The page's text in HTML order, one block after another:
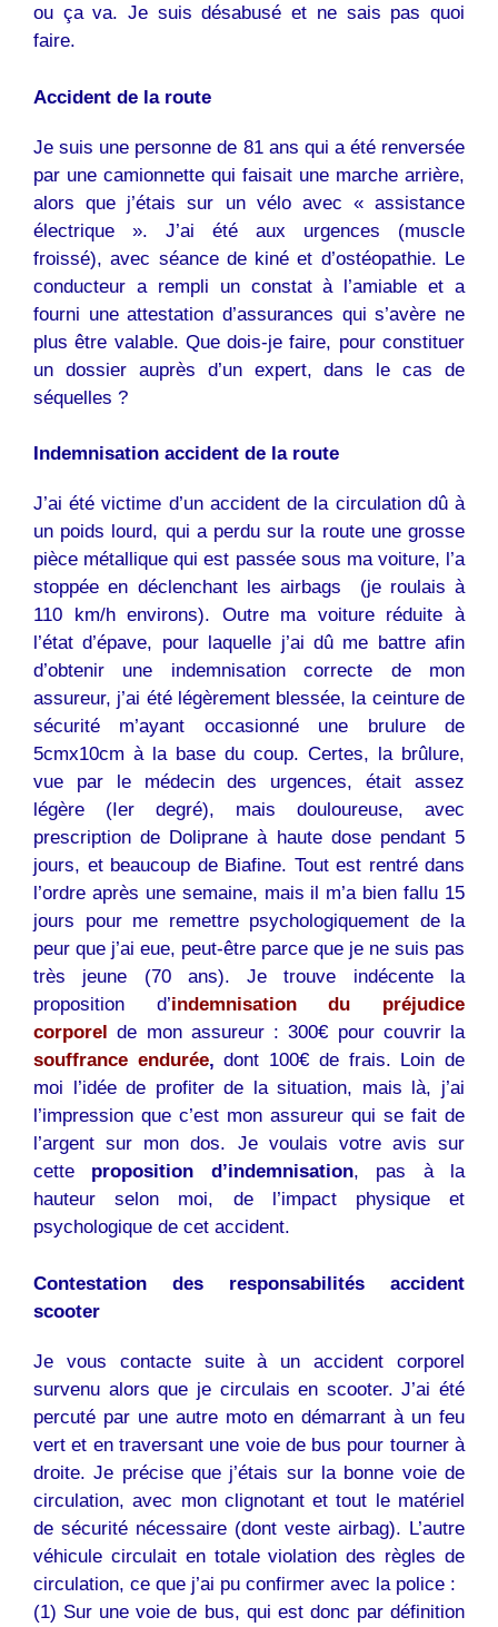
ou ça va. Je suis désabusé et ne sais pas quoi
faire.
Accident de la route
Je suis une personne de 81 ans qui a été renversée
par une camionnette qui faisait une marche arrière,
alors que j’étais sur un vélo avec « assistance
électrique ». J’ai été aux urgences (muscle
froissé), avec séance de kiné et d’ostéopathie. Le
conducteur a rempli un constat à l’amiable et a
fourni une attestation d’assurances qui s’avère ne
plus être valable. Que dois-je faire, pour constituer
un dossier auprès d’un expert, dans le cas de
séquelles ?
Indemnisation accident de la route
J’ai été victime d’un accident de la circulation dû à
un poids lourd, qui a perdu sur la route une grosse
pièce métallique qui est passée sous ma voiture, l’a
stoppée en déclenchant les airbags (je roulais à
110 km/h environs). Outre ma voiture réduite à
l’état d’épave, pour laquelle j’ai dû me battre afin
d’obtenir une indemnisation correcte de mon
assureur, j’ai été légèrement blessée, la ceinture de
sécurité m’ayant occasionné une brulure de
5cmx10cm à la base du coup. Certes, la brûlure,
vue par le médecin des urgences, était assez
légère (Ier degré), mais douloureuse, avec
prescription de Doliprane à haute dose pendant 5
jours, et beaucoup de Biafine. Tout est rentré dans
l’ordre après une semaine, mais il m’a bien fallu 15
jours pour me remettre psychologiquement de la
peur que j’ai eue, peut-être parce que je ne suis pas
très jeune (70 ans). Je trouve indécente la
proposition d’indemnisation du préjudice
corporel
de mon assureur : 300€ pour couvrir la
souffrance endurée, dont 100€ de frais. Loin de
moi l’idée de profiter de la situation, mais là, j’ai
l’impression que c’est mon assureur qui se fait de
l’argent sur mon dos. Je voulais votre avis sur
cette proposition d’indemnisation, pas à la
hauteur selon moi, de l’impact physique et
psychologique de cet accident.
Contestation des responsabilités accident
scooter
Je vous contacte suite à un accident corporel
survenu alors que je circulais en scooter. J’ai été
percuté par une autre moto en démarrant à un feu
vert et en traversant une voie de bus pour tourner à
droite. Je précise que j’étais sur la bonne voie de
circulation, avec mon clignotant et tout le matériel
de sécurité nécessaire (dont veste airbag). L’autre
véhicule circulait en totale violation des règles de
circulation, ce que j’ai pu confirmer avec la police :
(1) Sur une voie de bus, qui est donc par définition